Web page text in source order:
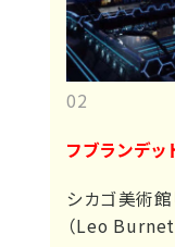
02
フブランデッ
シカゴ美術館
（Leo